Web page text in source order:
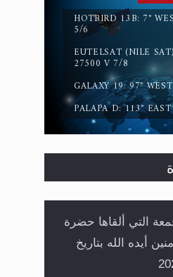
ليس العكس
HOTBIRD 13B: 7°
5/6
EUTELSAT (NILE
27500 V 7/8
GALAXY 19: 97°
PALAPA D: 113°
التي ألقاها حضرة
أيده الله بتاريخ